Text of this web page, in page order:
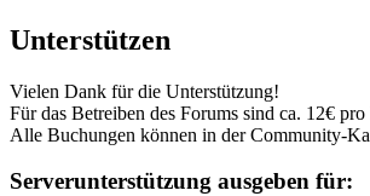
Unterstützen
Vielen Dank für die Unterstützung!
Für das Betreiben des Forums sind ca. 12€
Alle Buchungen können in der Community-
Serverunterstützung ausgeben für: